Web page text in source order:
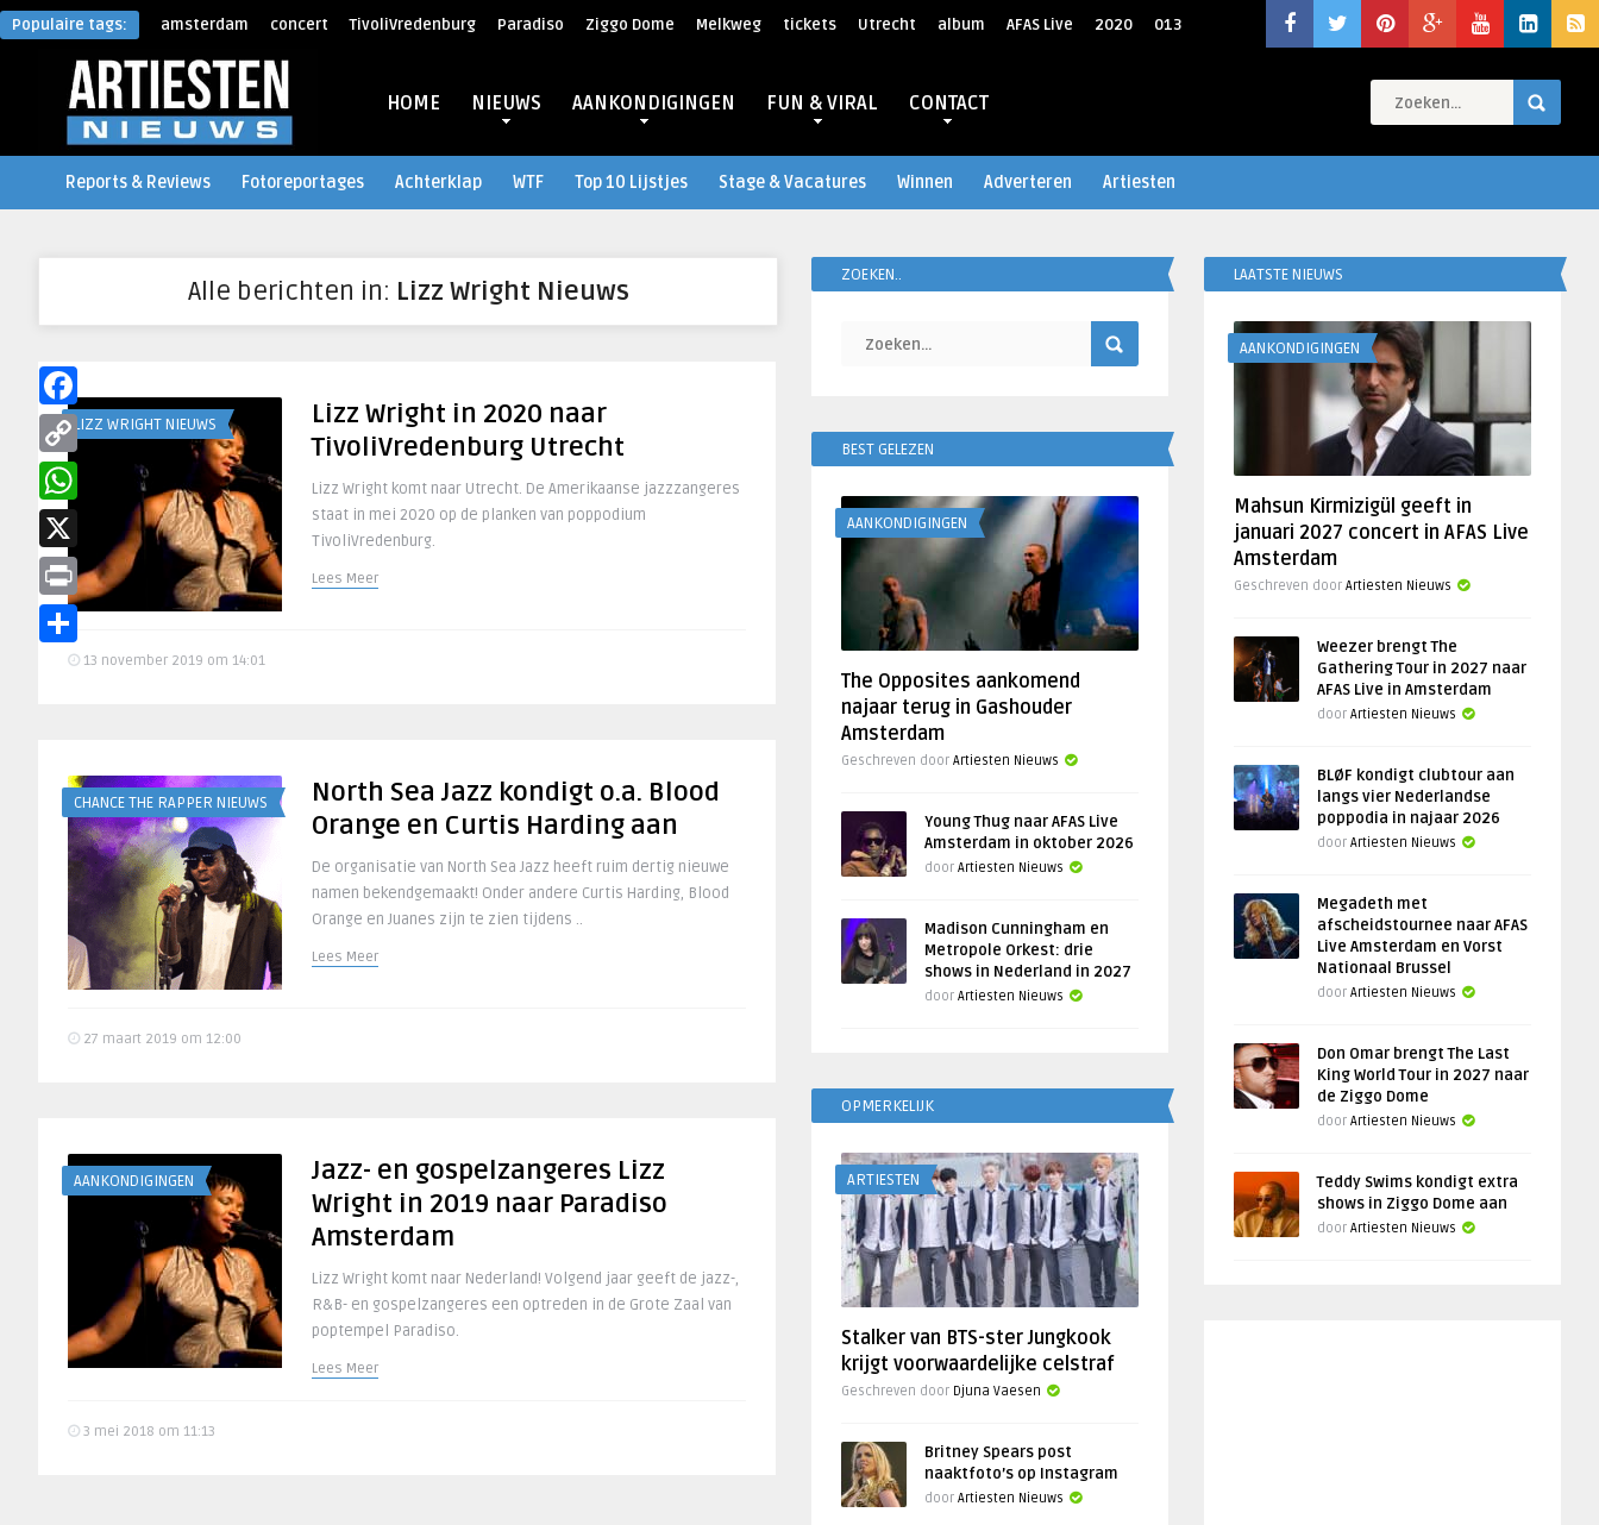
Populaire tags: amsterdam concert TivoliVredenburg Paradiso Ziggo Dome Melkweg tickets Utrecht album AFAS Live 2020 013
HOME NIEUWS AANKONDIGINGEN FUN & VIRAL CONTACT
Reports & Reviews Fotoreportages Achterklap WTF Top 10 Lijstjes Stage & Vacatures Winnen Adverteren Artiesten
Alle berichten in: Lizz Wright Nieuws
LIZZ WRIGHT NIEUWS
Lizz Wright in 2020 naar
TivoliVredenburg Utrecht
Lizz Wright komt naar Utrecht. De Amerikaanse jazzzangeres
staat in mei 2020 op de planken van poppodium
TivoliVredenburg.
Lees Meer
13 november 2019 om 14:01
CHANCE THE RAPPER NIEUWS
North Sea Jazz kondigt o.a. Blood
Orange en Curtis Harding aan
De organisatie van North Sea Jazz heeft ruim dertig nieuwe
namen bekendgemaakt! Onder andere Curtis Harding, Blood
Orange en Juanes zijn te zien tijdens ..
Lees Meer
27 maart 2019 om 12:00
AANKONDIGINGEN
Jazz- en gospelzangeres Lizz
Wright in 2019 naar Paradiso
Amsterdam
Lizz Wright komt naar Nederland! Volgend jaar geeft de jazz-,
R&B- en gospelzangeres een optreden in de Grote Zaal van
poptempel Paradiso.
Lees Meer
3 mei 2018 om 11:13
ZOEKEN..
BEST GELEZEN
AANKONDIGINGEN
The Opposites aankomend
najaar terug in Gashouder
Amsterdam
Geschreven door Artiesten Nieuws
Young Thug naar AFAS Live
Amsterdam in oktober 2026
door Artiesten Nieuws
Madison Cunningham en
Metropole Orkest: drie
shows in Nederland in 2027
door Artiesten Nieuws
OPMERKELIJK
ARTIESTEN
Stalker van BTS-ster Jungkook
krijgt voorwaardelijke celstraf
Geschreven door Djuna Vaesen
Britney Spears post
naaktfoto’s op Instagram
door Artiesten Nieuws
LAATSTE NIEUWS
AANKONDIGINGEN
Mahsun Kirmizigül geeft in
januari 2027 concert in AFAS Live
Amsterdam
Geschreven door Artiesten Nieuws
Weezer brengt The
Gathering Tour in 2027 naar
AFAS Live in Amsterdam
door Artiesten Nieuws
BLØF kondigt clubtour aan
langs vier Nederlandse
poppodia in najaar 2026
door Artiesten Nieuws
Megadeth met
afscheidstournee naar AFAS
Live Amsterdam en Vorst
Nationaal Brussel
door Artiesten Nieuws
Don Omar brengt The Last
King World Tour in 2027 naar
de Ziggo Dome
door Artiesten Nieuws
Teddy Swims kondigt extra
shows in Ziggo Dome aan
door Artiesten Nieuws
Facebook
Copy
Link
WhatsApp
X
Print
Delen